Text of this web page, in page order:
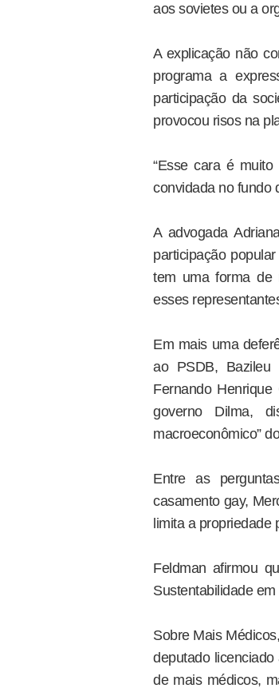
aos sovietes ou a
A explicação não
programa a
participação da
provocou risos na
“Esse cara é muito
convidada no fundo
A advogada
participação
tem uma forma de
esses
Em mais uma
ao PSDB, Bazileu
Fernando
governo Dilma,
macroeconômico”
Entre as
casamento gay,
limita a propriedade
Feldman afirmou
Sustentabilidade
Sobre Mais
deputado
de mais médicos,